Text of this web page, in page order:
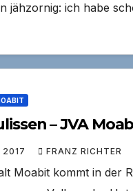
jähzornig: ich habe
– JVA
2017 FRANZ RICHTER
Moabit kommt in der